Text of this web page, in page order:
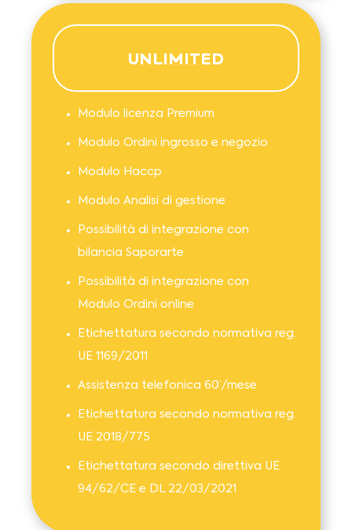
UNLIMITED
Modulo licenza Premium
Modulo Ordini ingrosso e negozio
Modulo Haccp
Modulo Analisi di gestione
Possibilità di integrazione con
bilancia Saporarte
Possibilità di integrazione con
Modulo Ordini online
Etichettatura secondo normativa reg.
UE 1169/2011
Assistenza telefonica 60’/mese
Etichettatura secondo normativa reg.
UE 2018/775
Etichettatura secondo direttiva UE
94/62/CE e DL 22/03/2021